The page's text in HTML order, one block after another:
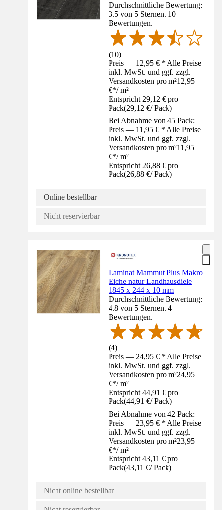
Durchschnittliche Bewertung:
3.5 von 5 Sternen. 10
Bewertungen.
(10)
Preis — 12,95 € * Alle Preise
inkl. MwSt. und ggf. zzgl.
Versandkosten pro m²12,95
€*/ m²
Entspricht 29,12 € pro
Pack(29,12 €/ Pack)
Bei Abnahme von 45 Pack:
Preis — 11,95 € * Alle Preise
inkl. MwSt. und ggf. zzgl.
Versandkosten pro m²11,95
€*/ m²
Entspricht 26,88 € pro
Pack(26,88 €/ Pack)
Online bestellbar
Nicht reservierbar
Laminat Mammut Plus Makro
Eiche natur Landhausdiele
1845 x 244 x 10 mm
Durchschnittliche Bewertung:
4.8 von 5 Sternen. 4
Bewertungen.
(4)
Preis — 24,95 € * Alle Preise
inkl. MwSt. und ggf. zzgl.
Versandkosten pro m²24,95
€*/ m²
Entspricht 44,91 € pro
Pack(44,91 €/ Pack)
Bei Abnahme von 42 Pack:
Preis — 23,95 € * Alle Preise
inkl. MwSt. und ggf. zzgl.
Versandkosten pro m²23,95
€*/ m²
Entspricht 43,11 € pro
Pack(43,11 €/ Pack)
Nicht online bestellbar